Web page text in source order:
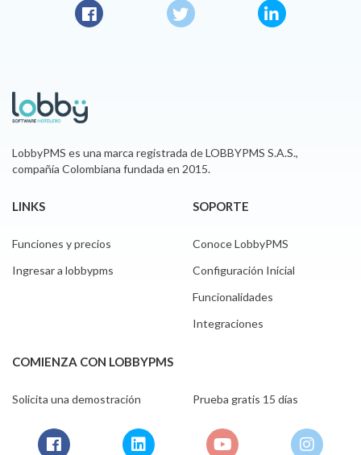
Twitter LinkedIn
LobbyPMS es una marca registrada de LOBBYPMS S.A.S.,
compañía Colombiana fundada en 2015.
LINKS
Funciones y precios
Ingresar a lobbypms
SOPORTE
Conoce LobbyPMS
Configuración Inicial
Funcionalidades
Integraciones
COMIENZA CON LOBBYPMS
Solicita una demostración Prueba gratis 15 días